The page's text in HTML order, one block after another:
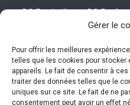
Gérer le
Pour offrir les meilleures
telles que les cookies pour
appareils. Le fait de consentir à
traiter des données telles que le
uniques sur ce site. Le fait de ne
consentement peut avoir un effet
-DO Particuliers-DO
Assurance emprunteur-
Ce site utilise des